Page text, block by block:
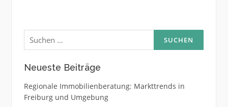
Suche
nach:
Neueste Beiträge
Regionale Immobilienberatung: Markttrends in
Freiburg und Umgebung